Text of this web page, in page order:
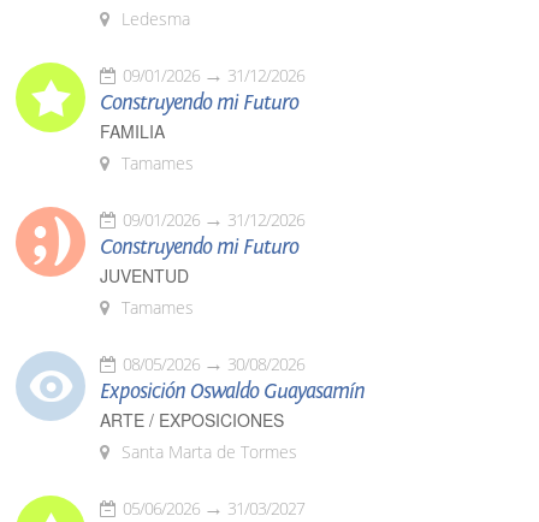
Ledesma
09/01/2026 31/12/2026
Construyendo mi Futuro
FAMILIA
Tamames
09/01/2026 31/12/2026
Construyendo mi Futuro
JUVENTUD
Tamames
08/05/2026 30/08/2026
Exposición Oswaldo Guayasamín
ARTE / EXPOSICIONES
Santa Marta de Tormes
05/06/2026 31/03/2027